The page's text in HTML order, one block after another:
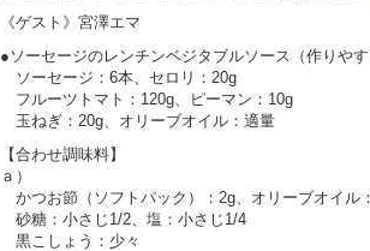
《ゲスト》宮澤エマ
●ソーセージのレンチンベジタブルソース（作りや
ソーセージ：6本、セロリ：20g
フルーツトマト：120g、ピーマン：10g
玉ねぎ：20g、オリーブオイル：適量
【合わせ調味料】
ａ）
かつお節（ソフトパック）：2g、オリーブオイル
砂糖：小さじ1/2、塩：小さじ1/4
黒こしょう：少々